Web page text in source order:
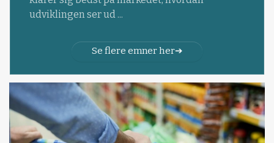
udviklingen ser ud ...
Se flere emner her